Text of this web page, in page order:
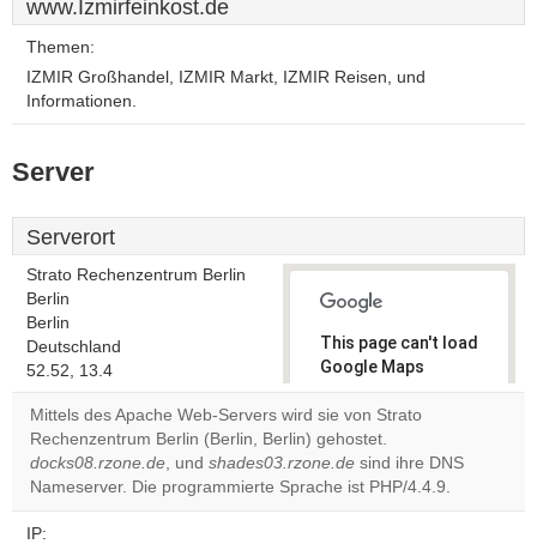
www.Izmirfeinkost.de
Themen:
IZMIR Großhandel, IZMIR Markt, IZMIR Reisen, und
Informationen.
Server
Serverort
Strato Rechenzentrum Berlin
Berlin
Berlin
Deutschland
52.52, 13.4
This page can't load
Google Maps
correctly.
Do you
own this
website?
OK
Mittels des Apache Web-Servers wird sie von Strato
Rechenzentrum Berlin (Berlin, Berlin) gehostet.
docks08.rzone.de, und shades03.rzone.de sind ihre DNS
Nameserver. Die programmierte Sprache ist PHP/4.4.9.
IP: